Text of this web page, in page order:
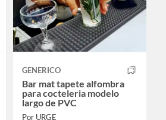
GENERICO
Bar mat tapete alfombra
para cocteleria modelo
largo de PVC
Por URGE